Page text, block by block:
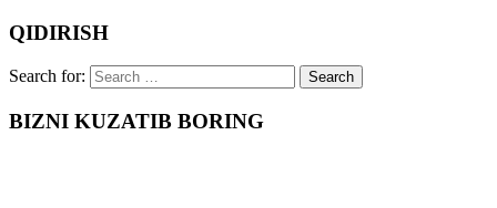
QIDIRISH
Search for:
BIZNI KUZATIB BORING